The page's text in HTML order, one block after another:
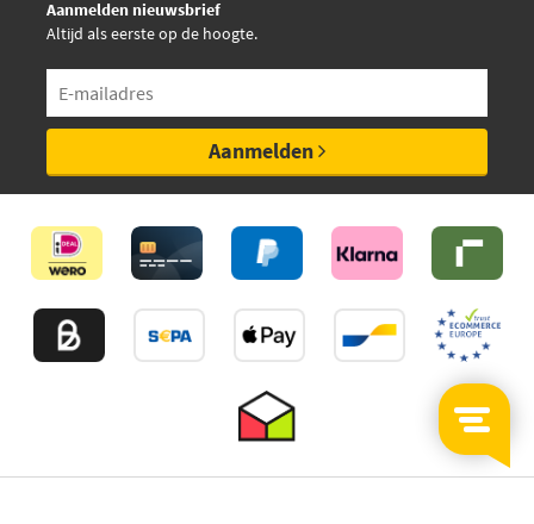
Aanmelden nieuwsbrief
Altijd als eerste op de hoogte.
Aanmelden